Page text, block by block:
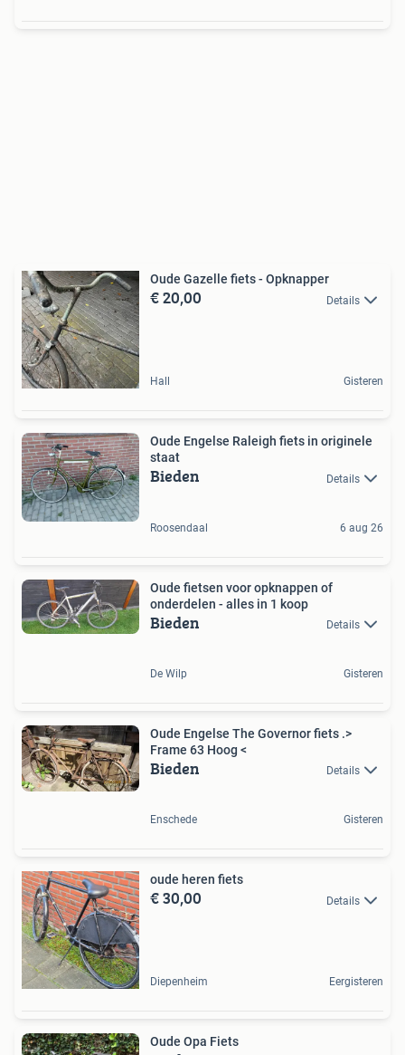
Oude Gazelle fiets - Opknapper
€ 20,00 Details
Hall Gisteren
Oude Engelse Raleigh fiets in originele
staat
Bieden Details
Roosendaal 6 aug 26
Oude fietsen voor opknappen of
onderdelen - alles in 1 koop
Bieden Details
De Wilp Gisteren
Oude Engelse The Governor fiets .>
Frame 63 Hoog <
Bieden Details
Enschede Gisteren
oude heren fiets
€ 30,00 Details
Diepenheim Eergisteren
Oude Opa Fiets